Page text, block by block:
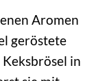
Aromen
geröstete
in